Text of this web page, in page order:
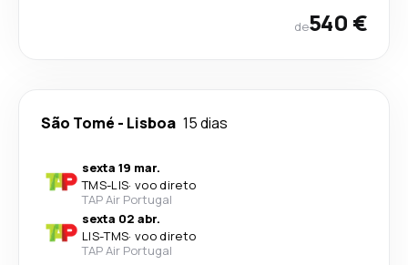
de540 €
São Tomé - Lisboa 15 dias
sexta 19 mar.
TMS-LIS· voo direto
TAP Air Portugal
sexta 02 abr.
LIS-TMS· voo direto
TAP Air Portugal